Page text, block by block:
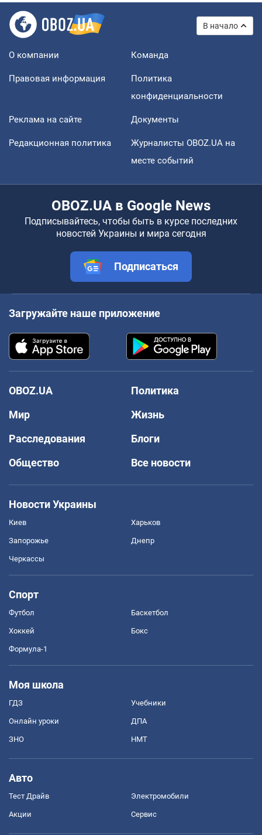
В начало
О компании Команда
Правовая информация
Политика
конфиденциальности
Реклама на сайте Документы
Редакционная политика
Журналисты OBOZ.UA на
месте событий
OBOZ.UA в Google News
Подписывайтесь, чтобы быть в курсе последних
новостей Украины и мира сегодня
Подписаться
Загружайте наше приложение
OBOZ.UA
Политика
Мир
Жизнь
Расследования
Блоги
Общество
Все новости
Новости Украины
Киев Харьков
Запорожье Днепр
Черкассы
Спорт
Футбол Баскетбол
Хоккей Бокс
Формула-1
Моя школа
ГДЗ Учебники
Онлайн уроки ДПА
ЗНО НМТ
Авто
Тест Драйв Электромобили
Акции Сервис